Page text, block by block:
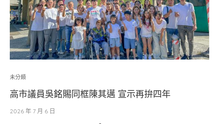
未分類
高市議員吳銘賜同框陳其邁 宣示再拚四年
2026 年 7 月 6 日